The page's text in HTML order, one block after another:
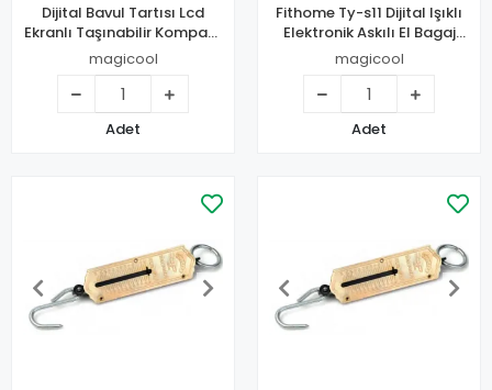
Dijital Bavul Tartısı Lcd
Ekranlı Taşınabilir Kompakt
Hassas El Tartısı 50 Kg
Kapasiteli
magicool
Adet
Fithome Ty-s11 Dijital Işıklı
Elektronik Askılı El Bagaj
Tartısı Bavul Kantarı 50kg
magicool
Adet